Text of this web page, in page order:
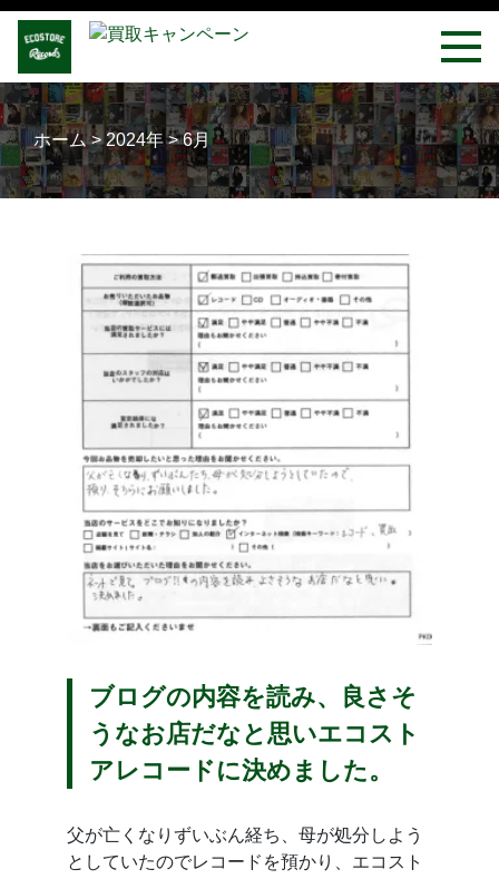
ホーム> 2024年>6月
ブログの内容を読み、良さそ
うなお店だなと思いエコスト
アレコードに決めました。
父が亡くなりずいぶん経ち、母が処分しよう
としていたのでレコードを預かり、エコスト